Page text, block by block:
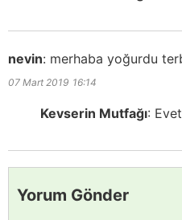
nevin: merhaba yoğurdu
07 Mart 2019 16:14
Kevserin Mutfağı:
Yorum Gönder